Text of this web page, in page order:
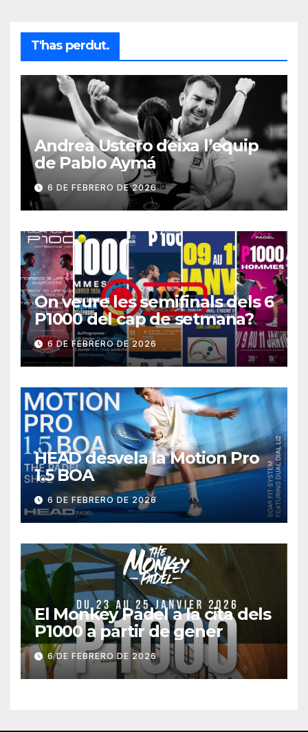
T'has perdut.
Andrea Ustero deixa l’equip
de Pablo Aymá
6 DE FEBRERO DE 2026
On veure les semifinals dels 6
P1000 del cap de setmana?
6 DE FEBRERO DE 2026
HEAD desvela la Motion Pro
1.5 BOA
6 DE FEBRERO DE 2026
El Monkey Padel a la cita dels
P1000 a partir de gener
6 DE FEBRERO DE 2026